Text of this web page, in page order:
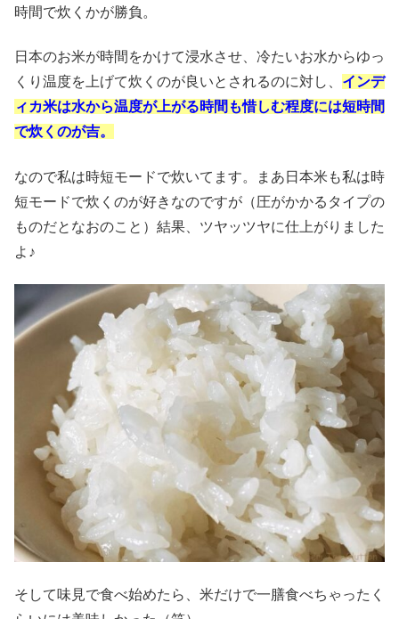
時間で炊くかが勝負。
日本のお米が時間をかけて浸水させ、冷たいお水からゆっ
くり温度を上げて炊くのが良いとされるのに対し、 インデ
ィカ米は水から温度が上がる時間も惜しむ程度には短時間
で炊くのが吉。
なので私は時短モードで炊いてます。まあ日本米も私は時
短モードで炊くのが好きなのですが（圧がかかるタイプの
ものだとなおのこと）結果、ツヤッツヤに仕上がりました
よ♪
そして味見で食べ始めたら、米だけで一膳食べちゃったく